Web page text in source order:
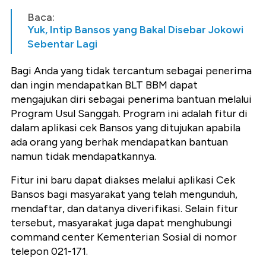
Baca:
Yuk, Intip Bansos yang Bakal Disebar Jokowi
Sebentar Lagi
Bagi Anda yang tidak tercantum sebagai penerima
dan ingin mendapatkan BLT BBM dapat
mengajukan diri sebagai penerima bantuan melalui
Program Usul Sanggah. Program ini adalah fitur di
dalam aplikasi cek Bansos yang ditujukan apabila
ada orang yang berhak mendapatkan bantuan
namun tidak mendapatkannya.
Fitur ini baru dapat diakses melalui aplikasi Cek
Bansos bagi masyarakat yang telah mengunduh,
mendaftar, dan datanya diverifikasi. Selain fitur
tersebut, masyarakat juga dapat menghubungi
command center Kementerian Sosial di nomor
telepon 021-171.